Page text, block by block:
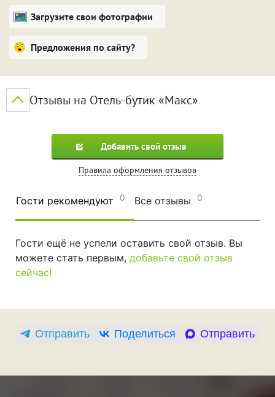
Загрузите свои фотографии
Предложения по сайту?
Отзывы на Отель-бутик «Макс»
Добавить свой отзыв
Правила оформления отзывов
Гости рекомендуют 0 Все отзывы 0
Гости ещё не успели оставить свой отзыв. Вы
можете стать первым, добавьте свой отзыв
сейчас!
Отправить Поделиться Отправить